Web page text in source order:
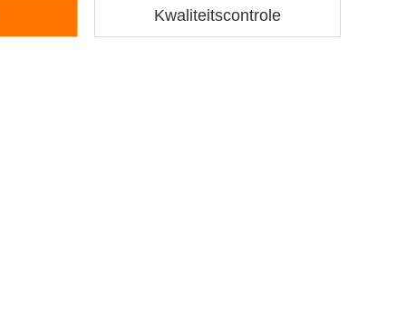
Kwaliteitscontrole